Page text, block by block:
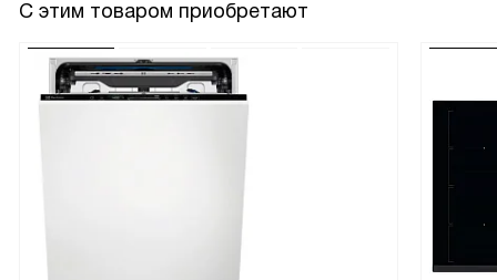
моется, она покрыта эмалью легкой очистки. Наличие
гриля, конвекции и других функций позволяют
приготовить в духовке любое блюдо, можно
поэкспериментировать и придумать свое фирменное
духового шкафа. Здесь есть два удобных противня и
С этим товаром приобретают